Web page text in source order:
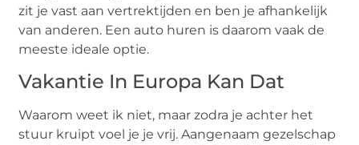
zit je vast aan vertrektijden en ben je afhankelijk
van anderen. Een auto huren is daarom vaak de
meeste ideale optie.
Vakantie In Europa Kan Dat
Waarom weet ik niet, maar zodra je achter het
stuur kruipt voel je je vrij. Aangenaam gezelschap